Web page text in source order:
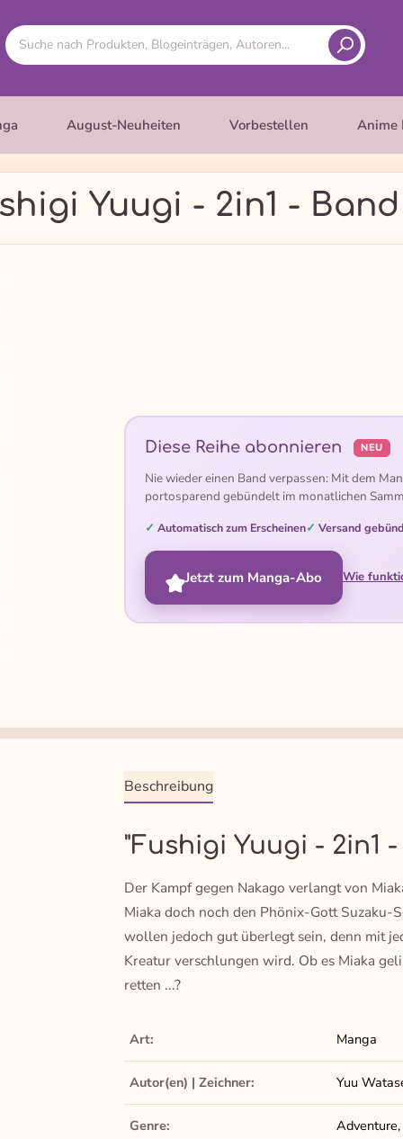
August-Neuheiten Vorbestellen Anime
Yuugi - 2in1 -
Diese Reihe abonnieren NEU
Nie wieder einen Band verpassen: Mit dem
portosparend gebündelt im monatlichen
Automatisch zum Erscheinen Versand
Jetzt zum Manga-Abo Wie
Beschreibung
"Fushigi Yuugi - 2in1
Der Kampf gegen Nakago verlangt von
Miaka doch noch den Phönix-Gott
wollen jedoch gut überlegt sein, denn mit
Kreatur verschlungen wird. Ob es Miaka
retten ...?
Art: Manga
Autor(en) | Zeichner: Yuu
Genre: Adventure,